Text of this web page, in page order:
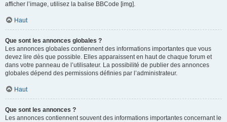
afficher l’image, utilisez la balise BBCode [img].
Haut
Que sont les annonces globales ?
Les annonces globales contiennent des informations importantes que vous
devez lire dès que possible. Elles apparaissent en haut de chaque forum et
dans votre panneau de l’utilisateur. La possibilité de publier des annonces
globales dépend des permissions définies par l’administrateur.
Haut
Que sont les annonces ?
Les annonces contiennent souvent des informations importantes concernant le